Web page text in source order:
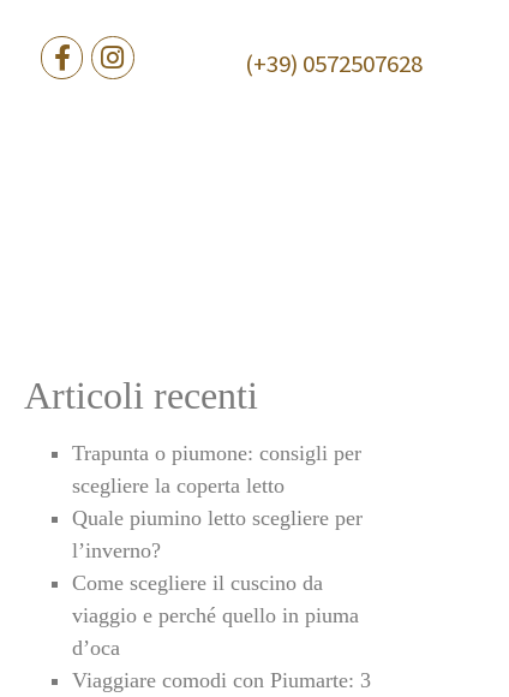
(+39) 0572507628
Articoli recenti
Trapunta o piumone: consigli per
scegliere la coperta letto
Quale piumino letto scegliere per
l’inverno?
Come scegliere il cuscino da
viaggio e perché quello in piuma
d’oca
Viaggiare comodi con Piumarte: 3